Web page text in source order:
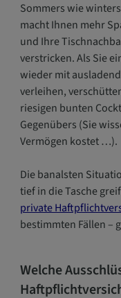
Sommers wie
macht Ihnen mehr
und Ihre
verstricken. Als Sie
wieder mit
verleihen,
riesigen bunten
Gegenübers (Sie
Vermögen kostet …).
Die banalsten
tief in die Tasche
private
bestimmten Fällen –
Welche